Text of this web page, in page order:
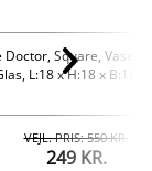
Doctor, Square, Vase,
L:18 x H:18 x B:18
249 KR.
VEJL. PRIS: 550 KR.